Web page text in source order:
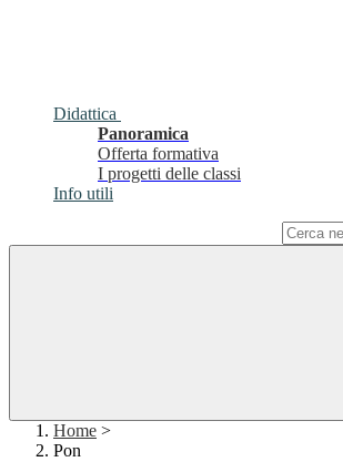
Didattica
Panoramica
Offerta formativa
I progetti delle classi
Info utili
Home >
Pon